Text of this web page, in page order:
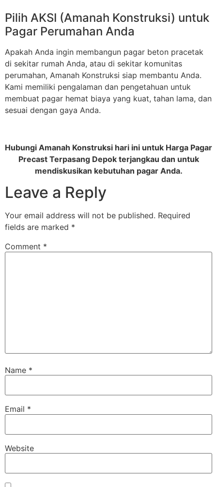
Pilih AKSI (Amanah Konstruksi) untuk
Pagar Perumahan Anda
Apakah Anda ingin membangun pagar beton pracetak
di sekitar rumah Anda, atau di sekitar komunitas
perumahan, Amanah Konstruksi siap membantu Anda.
Kami memiliki pengalaman dan pengetahuan untuk
membuat pagar hemat biaya yang kuat, tahan lama, dan
sesuai dengan gaya Anda.
Hubungi Amanah Konstruksi hari ini untuk Harga Pagar
Precast Terpasang Depok terjangkau dan untuk
mendiskusikan kebutuhan pagar Anda.
Leave a Reply
Your email address will not be published. Required
fields are marked *
Comment *
Name *
Email *
Website